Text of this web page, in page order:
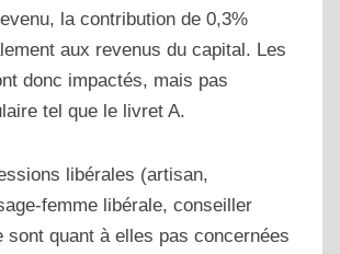
la contribution de 0,3%
aux revenus du capital. Les
donc impactés, mais pas
tel que le livret A.
libérales (artisan,
femme libérale, conseiller
quant à elles pas concernées